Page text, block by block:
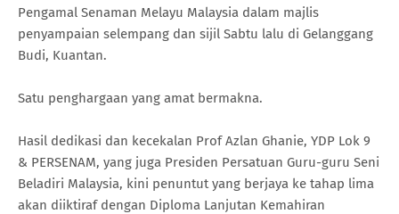
Pengamal Senaman Melayu Malaysia dalam majlis
penyampaian selempang dan sijil Sabtu lalu di Gelanggang
Budi, Kuantan.
Satu penghargaan yang amat bermakna.
Hasil dedikasi dan kecekalan Prof Azlan Ghanie, YDP Lok 9
& PERSENAM, yang juga Presiden Persatuan Guru-guru Seni
Beladiri Malaysia, kini penuntut yang berjaya ke tahap lima
akan diiktiraf dengan Diploma Lanjutan Kemahiran